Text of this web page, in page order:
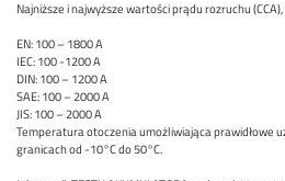
​Najniższe i najwyższe wartości prądu rozruchu
EN: 100 – 1800 A
IEC: 100 -1200 A
DIN: 100 – 1200 A
SAE: 100 – 2000 A
JIS: 100 – 2000 A
Temperatura otoczenia umożliwiająca prawidłowe
granicach od -10°C do 50°C.